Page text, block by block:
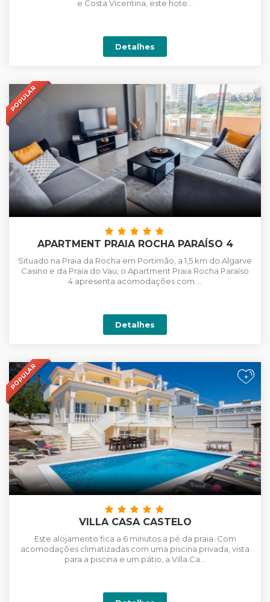
e Costa Vicentina, este hote...
Detalhes
POPULAR +
APARTMENT PRAIA ROCHA PARAÍSO 4
Situado na Praia da Rocha em Portimão, a 1,5 km do Algarve
Casino e da Praia do Vau, o Apartment Praia Rocha Paraíso
4 apresenta acomodações com ...
Detalhes
POPULAR +
VILLA CASA CASTELO
Este alojamento fica a 6 minutos a pé da praia. Com
acomodações climatizadas com uma piscina privada, vista
para a piscina e um pátio, a Villa Ca...